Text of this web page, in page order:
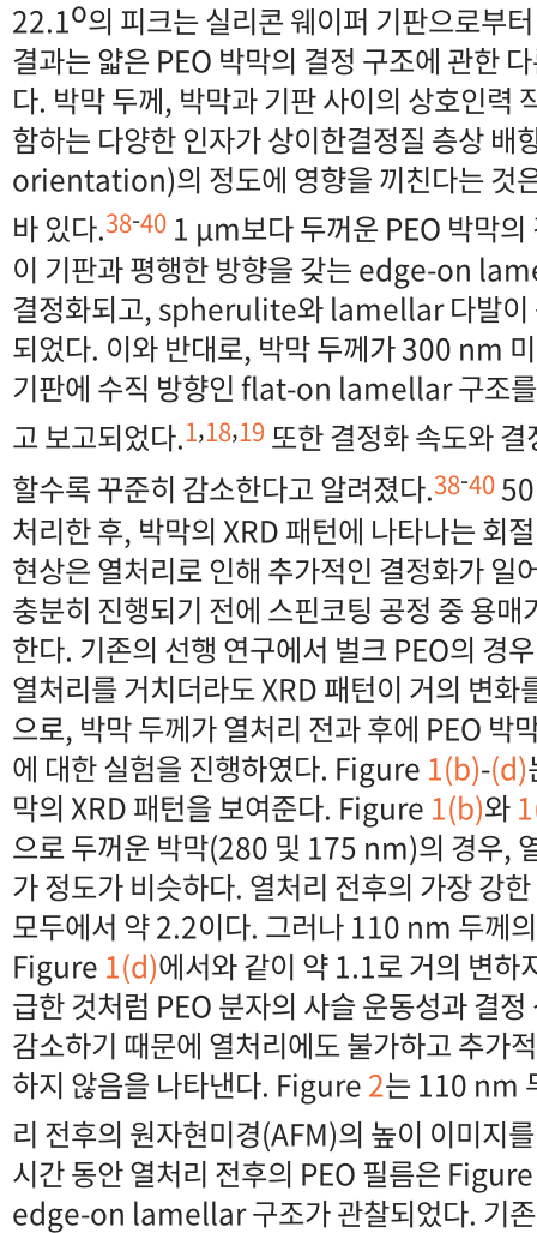
22.1o의 피크는 실리콘 웨이퍼 기판으로부
결과는 얇은 PEO 박막의 결정 구조에 관한
다. 박막 두께, 박막과 기판 사이의 상호인력
함하는 다양한 인자가 상이한결정질 층상
orientation)의 정도에 영향을 끼친다는 것
바 있다.38-40 1 μm보다 두꺼운 PEO 박막
이 기판과 평행한 방향을 갖는 edge-on
결정화되고, spherulite와 lamellar 다발이
되었다. 이와 반대로, 박막 두께가 300 nm
기판에 수직 방향인 flat-on lamellar 구조
고 보고되었다.1,18,19또한 결정화 속도와
할수록 꾸준히 감소한다고 알려졌다.38-40
처리한 후, 박막의 XRD 패턴에 나타나는 회
현상은 열처리로 인해 추가적인 결정화가 일
충분히 진행되기 전에 스핀코팅 공정 중 용
한다. 기존의 선행 연구에서 벌크 PEO의 경
열처리를 거치더라도 XRD 패턴이 거의 변화
으로, 박막 두께가 열처리 전과 후에 PEO 박
에 대한 실험을 진행하였다. Figure 1(b)-(d)
막의 XRD 패턴을 보여준다. Figure 1(b)와
으로 두꺼운 박막(280 및 175 nm)의 경우,
가 정도가 비슷하다. 열처리 전후의 가장 강
모두에서 약 2.2이다. 그러나 110 nm 두께
Figure 1(d)에서와 같이 약 1.1로 거의 변하
급한 것처럼 PEO 분자의 사슬 운동성과 결
감소하기 때문에 열처리에도 불가하고 추가
하지 않음을 나타낸다. Figure2는 110 nm
리 전후의 원자현미경(AFM)의 높이 이미지
시간 동안 열처리 전후의 PEO 필름은
edge-on lamellar 구조가 관찰되었다. 기존